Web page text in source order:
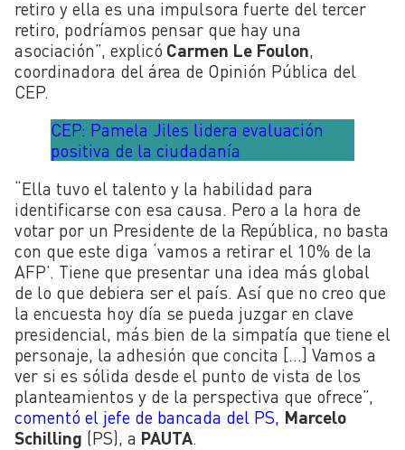
retiro y ella es una impulsora fuerte del tercer
retiro, podríamos pensar que hay una
asociación”, explicó Carmen Le Foulon,
coordinadora del área de Opinión Pública del
CEP.
CEP: Pamela Jiles lidera evaluación
positiva de la ciudadanía
“Ella tuvo el talento y la habilidad para
identificarse con esa causa. Pero a la hora de
votar por un Presidente de la República, no basta
con que este diga ‘vamos a retirar el 10% de la
AFP’. Tiene que presentar una idea más global
de lo que debiera ser el país. Así que no creo que
la encuesta hoy día se pueda juzgar en clave
presidencial, más bien de la simpatía que tiene el
personaje, la adhesión que concita […] Vamos a
ver si es sólida desde el punto de vista de los
planteamientos y de la perspectiva que ofrece”,
comentó el jefe de bancada del PS, Marcelo
Schilling (PS), a PAUTA.